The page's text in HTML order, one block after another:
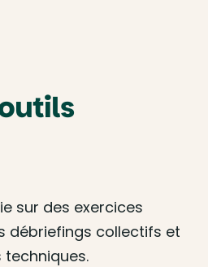
sur des exercices
débriefings collectifs et